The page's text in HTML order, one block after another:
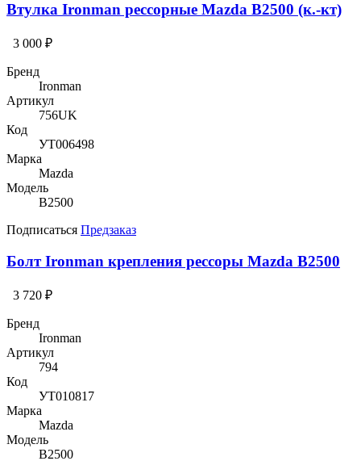
Втулка Ironman рессорные Mazda B2500 (к.-кт)
3 000 ₽
Бренд
Ironman
Артикул
756UK
Код
УТ006498
Марка
Mazda
Модель
B2500
Подписаться Предзаказ
Болт Ironman крепления рессоры Mazda B2500
3 720 ₽
Бренд
Ironman
Артикул
794
Код
УТ010817
Марка
Mazda
Модель
B2500